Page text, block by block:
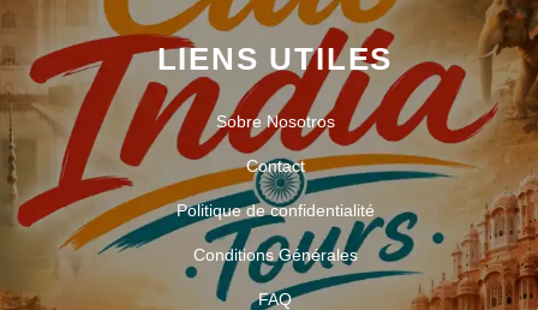
LIENS UTILES
Sobre Nosotros
Contact
Politique de confidentialité
Conditions Générales
FAQ